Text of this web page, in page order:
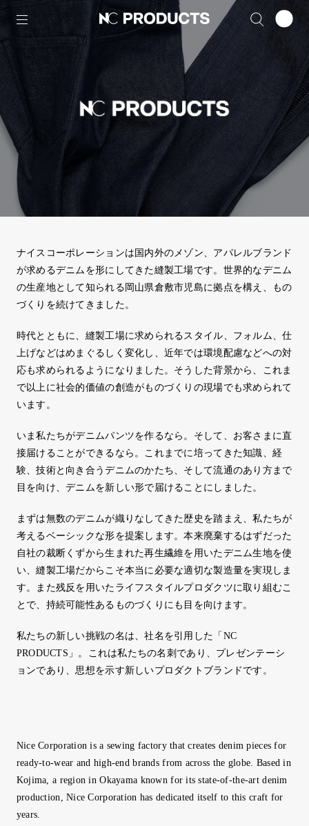
ナイスコーポレーションは国内外のメゾン、アパレルブランド
が求めるデニムを形にしてきた縫製工場です。世界的なデニム
の生産地として知られる岡山県倉敷市児島に拠点を構え、もの
づくりを続けてきました。
時代とともに、縫製工場に求められるスタイル、フォルム、仕
上げなどはめまぐるしく変化し、近年では環境配慮などへの対
応も求められるようになりました。そうした背景から、これま
で以上に社会的価値の創造がものづくりの現場でも求められて
います。
いま私たちがデニムパンツを作るなら。そして、お客さまに直
接届けることができるなら。これまでに培ってきた知識、経
験、技術と向き合うデニムのかたち、そして流通のあり方まで
目を向け、デニムを新しい形で届けることにしました。
まずは無数のデニムが織りなしてきた歴史を踏まえ、私たちが
考えるベーシックな形を提案します。本来廃棄するはずだった
自社の裁断くずから生まれた再生繊維を用いたデニム生地を使
い、縫製工場だからこそ本当に必要な適切な製造量を実現しま
す。また残反を用いたライフスタイルプロダクツに取り組むこ
とで、持続可能性あるものづくりにも目を向けます。
私たちの新しい挑戦の名は、社名を引用した「NC
PRODUCTS」。これは私たちの名刺であり、プレゼンテーシ
ョンであり、思想を示す新しいプロダクトブランドです。
Nice Corporation is a sewing factory that creates denim pieces for
ready-to-wear and high-end brands from across the globe. Based in
Kojima, a region in Okayama known for its state-of-the-art denim
production, Nice Corporation has dedicated itself to this craft for
years.